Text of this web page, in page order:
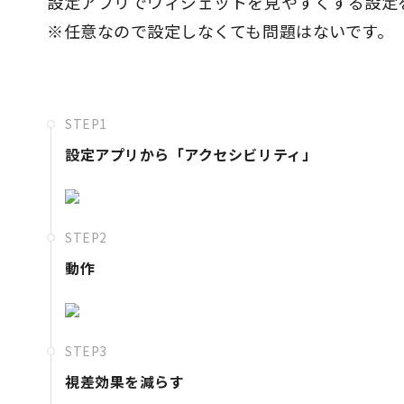
※任意なので設定しなくても問題はないです。
STEP1
設定アプリから「アクセシビリティ」
STEP2
動作
STEP3
視差効果を減らす